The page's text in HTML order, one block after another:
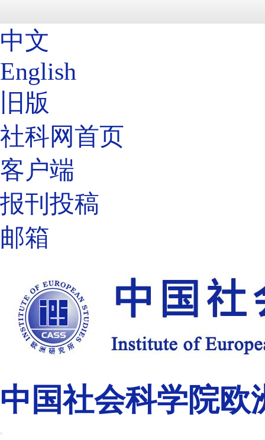
中文
English
旧版
社科网首页
客户端
报刊投稿
邮箱
中国社会科学院欧